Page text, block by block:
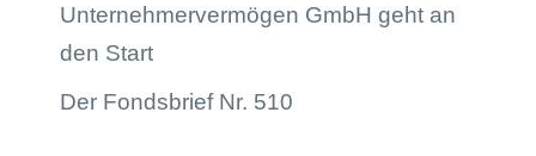
Unternehmervermögen GmbH geht an
den Start
Der Fondsbrief Nr. 510